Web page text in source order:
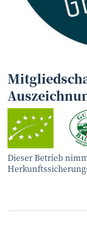
Dieser Betrieb